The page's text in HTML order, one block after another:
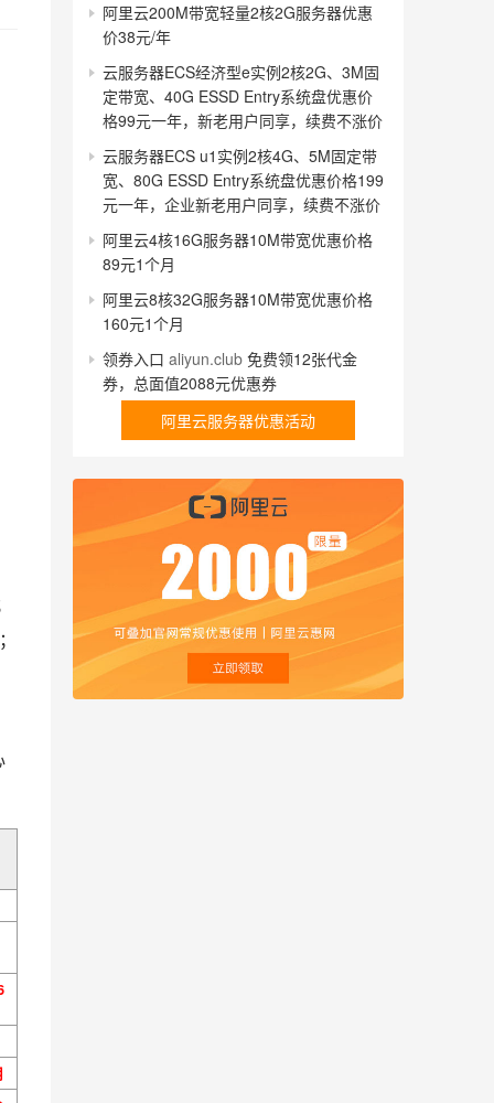
阿里云200M带宽轻量2核2G服务器优惠
价38元/年
云服务器ECS经济型e实例2核2G、3M固
定带宽、40G ESSD Entry系统盘优惠价
格99元一年，新老用户同享，续费不涨价
云服务器ECS u1实例2核4G、5M固定带
宽、80G ESSD Entry系统盘优惠价格199
元一年，企业新老用户同享，续费不涨价
阿里云4核16G服务器10M带宽优惠价格
89元1个月
阿里云8核32G服务器10M带宽优惠价格
160元1个月
领券入口 aliyun.club 免费领12张代金
券，总面值2088元优惠券
阿里云服务器优惠活动